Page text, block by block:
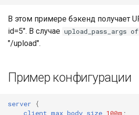
В этом примере бэкенд получает
id=5". В случае upload_pass_args
"/upload".
Пример конфигурации
server
{
client_max_body_size 100m ;